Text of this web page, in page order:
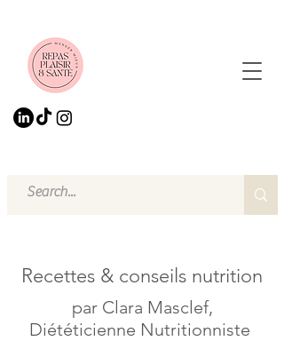
Recettes & conseils nutrition
par Clara Masclef,
Diététicienne Nutritionniste